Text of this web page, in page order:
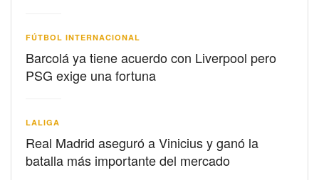
FÚTBOL INTERNACIONAL
Barcolá ya tiene acuerdo con Liverpool pero
PSG exige una fortuna
LALIGA
Real Madrid aseguró a Vinicius y ganó la
batalla más importante del mercado